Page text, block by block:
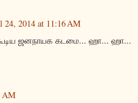
24, 2014 at 11:16 AM
ஜனநாயக கடமை... ஹா... ஹா...
AM